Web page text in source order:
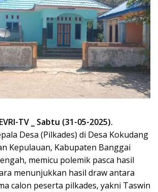
TV _ Sabtu (31-05-2025).
Desa (Pilkades) di Desa Kokudang
Kepulauan, Kabupaten Banggai
memicu polemik pasca hasil
menunjukkan hasil draw antara
calon peserta pilkades, yakni Taswin